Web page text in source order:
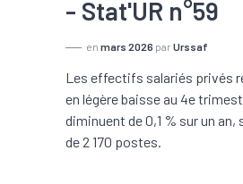
- Stat'UR n°59
en mars 2026 par Urssaf
Les effectifs salariés privés
en légère baisse au 4e
diminuent de 0,1 % sur un
de 2 170 postes.